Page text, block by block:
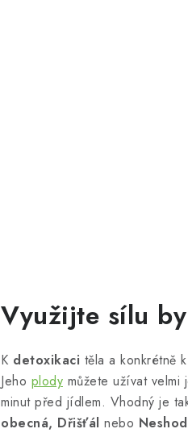
Využijte sílu
K detoxikaci těla a konkrétně k
Jeho plody můžete užívat
minut před jídlem. Vhodný je
obecná, Dřišťál nebo